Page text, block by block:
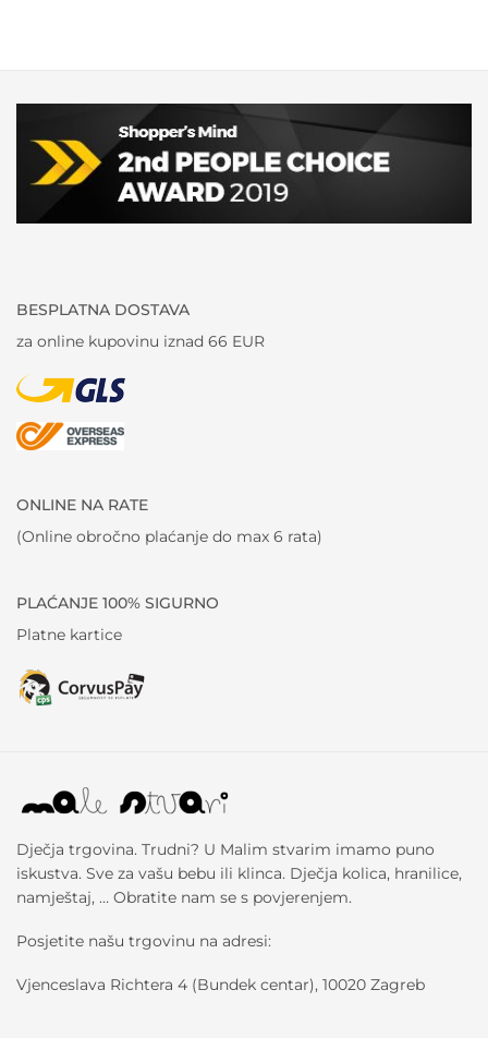
BESPLATNA DOSTAVA
za online kupovinu iznad 66 EUR
ONLINE NA RATE
(Online obročno plaćanje do max 6 rata)
PLAĆANJE 100% SIGURNO
Platne kartice
Dječja trgovina. Trudni? U Malim stvarim imamo puno
iskustva. Sve za vašu bebu ili klinca. Dječja kolica, hranilice,
namještaj, … Obratite nam se s povjerenjem.
Posjetite našu trgovinu na adresi:
Vjenceslava Richtera 4 (Bundek centar), 10020 Zagreb